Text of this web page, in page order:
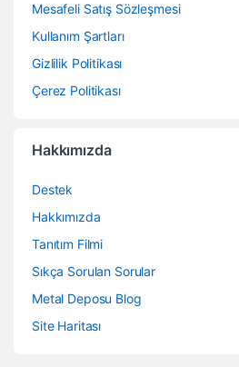
Mesafeli Satış Sözleşmesi
Kullanım Şartları
Gizlilik Politikası
Çerez Politikası
Hakkımızda
Destek
Hakkımızda
Tanıtım Filmi
Sıkça Sorulan Sorular
Metal Deposu Blog
Site Haritası